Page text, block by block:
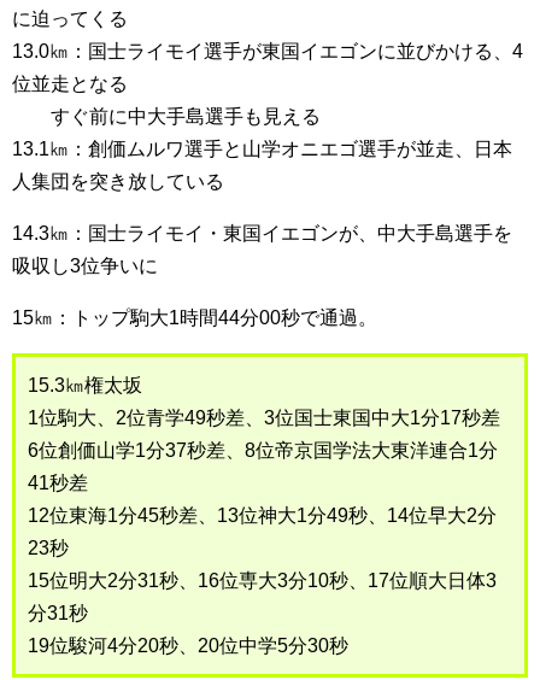
に迫ってくる
13.0㎞：国士ライモイ選手が東国イエゴンに並びかける、4
位並走となる
すぐ前に中大手島選手も見える
13.1㎞：創価ムルワ選手と山学オニエゴ選手が並走、日本
人集団を突き放している
14.3㎞：国士ライモイ・東国イエゴンが、中大手島選手を
吸収し3位争いに
15㎞：トップ駒大1時間44分00秒で通過。
15.3㎞権太坂
1位駒大、2位青学49秒差、3位国士東国中大1分17秒差
6位創価山学1分37秒差、8位帝京国学法大東洋連合1分
41秒差
12位東海1分45秒差、13位神大1分49秒、14位早大2分
23秒
15位明大2分31秒、16位専大3分10秒、17位順大日体3
分31秒
19位駿河4分20秒、20位中学5分30秒